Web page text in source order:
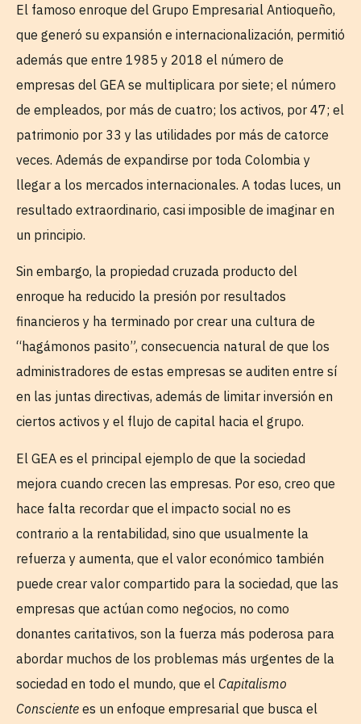
El famoso enroque del Grupo Empresarial Antioqueño,
que generó su expansión e internacionalización, permitió
además que entre 1985 y 2018 el número de
empresas del GEA se multiplicara por siete; el número
de empleados, por más de cuatro; los activos, por 47; el
patrimonio por 33 y las utilidades por más de catorce
veces. Además de expandirse por toda Colombia y
llegar a los mercados internacionales. A todas luces, un
resultado extraordinario, casi imposible de imaginar en
un principio.
Sin embargo, la propiedad cruzada producto del
enroque ha reducido la presión por resultados
financieros y ha terminado por crear una cultura de
“hagámonos pasito”, consecuencia natural de que los
administradores de estas empresas se auditen entre sí
en las juntas directivas, además de limitar inversión en
ciertos activos y el flujo de capital hacia el grupo.
El GEA es el principal ejemplo de que la sociedad
mejora cuando crecen las empresas. Por eso, creo que
hace falta recordar que el impacto social no es
contrario a la rentabilidad, sino que usualmente la
refuerza y ​​aumenta, que el valor económico también
puede crear valor compartido para la sociedad, que las
empresas que actúan como negocios, no como
donantes caritativos, son la fuerza más poderosa para
abordar muchos de los problemas más urgentes de la
sociedad en todo el mundo, que el Capitalismo
Consciente es un enfoque empresarial que busca el